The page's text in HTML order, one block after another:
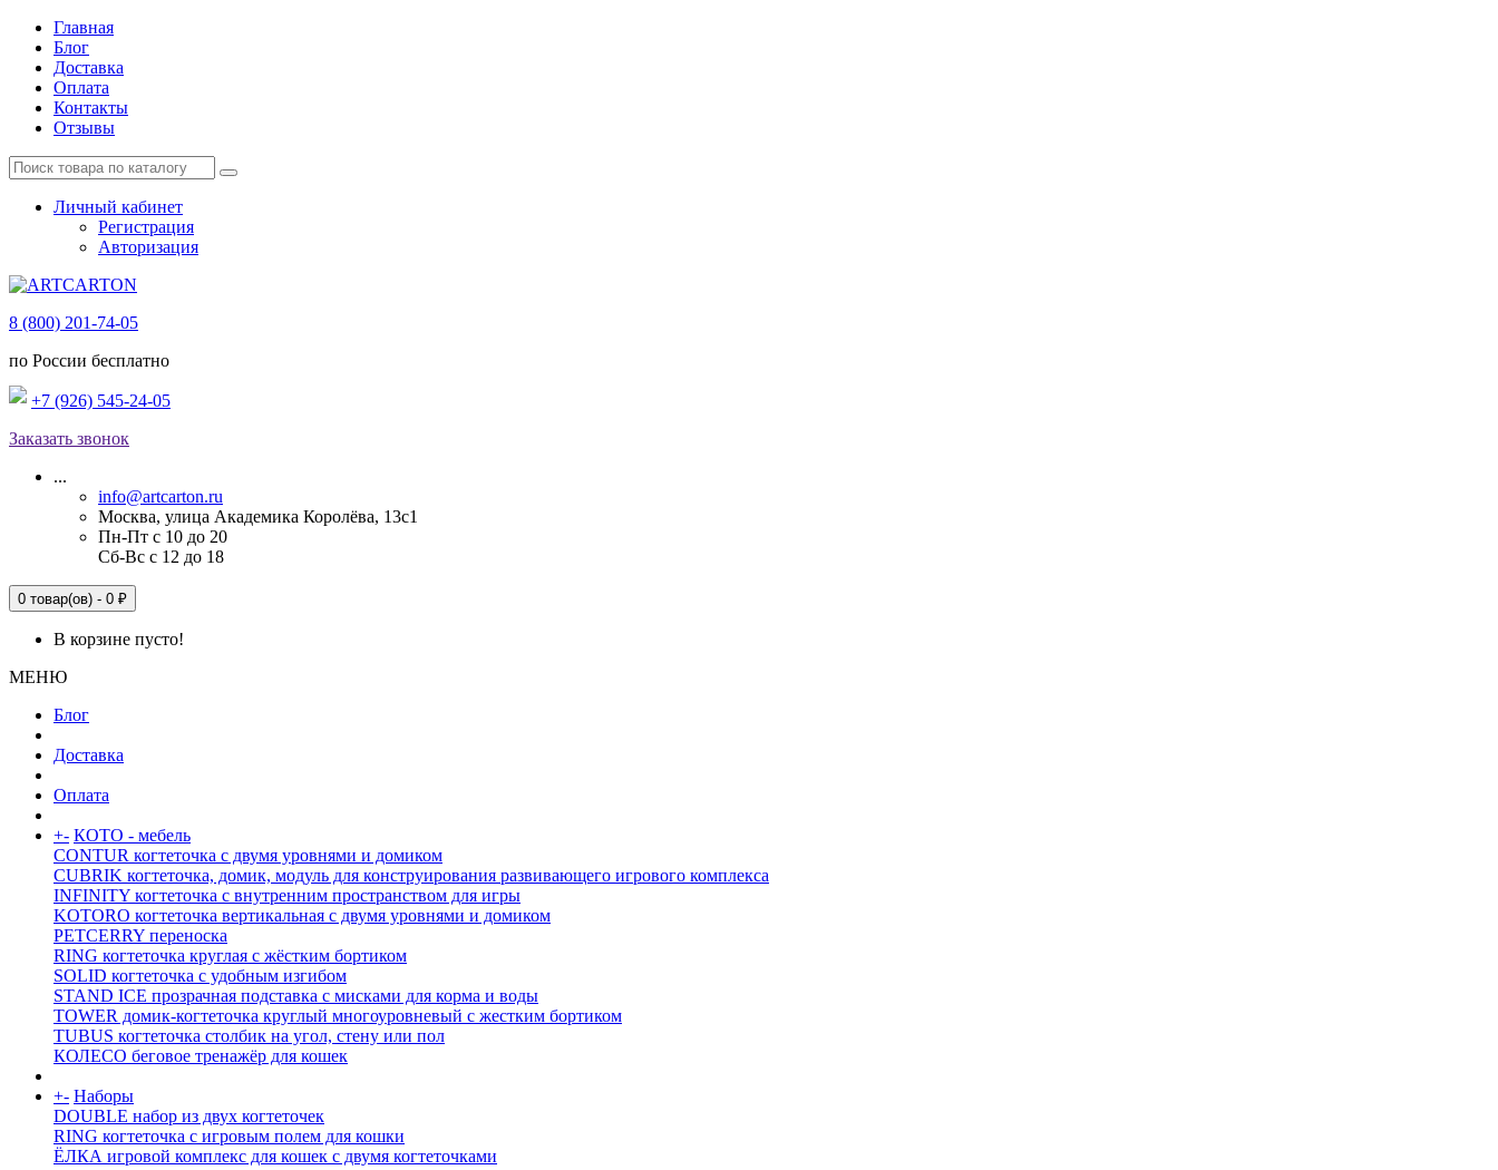
Главная
Блог
Доставка
Оплата
Контакты
Отзывы
Личный кабинет
Регистрация
Авторизация
8 (800) 201-74-05
по России бесплатно
+7 (926) 545-24-05
Заказать звонок
...
info@artcarton.ru
Москва, улица Академика Королёва, 13с1
Пн-Пт с 10 до 20
Сб-Вс с 12 до 18
0 товар(ов) - 0 ₽
В корзине пусто!
МЕНЮ
Блог
Доставка
Оплата
+- КОТО - мебель
CONTUR когтеточка с двумя уровнями и домиком
CUBRIK когтеточка, домик, модуль для конструирования развивающего игрового комплекса
INFINITY когтеточка с внутренним пространством для игры
KOTORO когтеточка вертикальная с двумя уровнями и домиком
PETCERRY переноска
RING когтеточка круглая с жёстким бортиком
SOLID когтеточка с удобным изгибом
STAND ICE прозрачная подставка с мисками для корма и воды
TOWER домик-когтеточка круглый многоуровневый с жестким бортиком
TUBUS когтеточка столбик на угол, стену или пол
КОЛЕСО беговое тренажёр для кошек
+- Наборы
DOUBLE набор из двух когтеточек
RING когтеточка c игровым полем для кошки
ЁЛКА игровой комплекс для кошек с двумя когтеточками